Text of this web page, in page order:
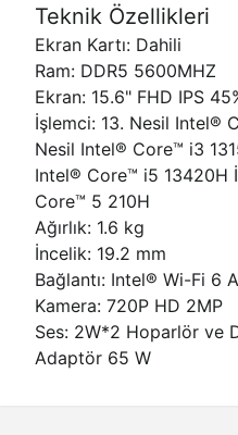
Teknik Özellikleri
Ekran Kartı: Dahili
Ram: DDR5 5600MHZ
Ekran: 15.6" FHD IPS
İşlemci: 13. Nesil Intel®
Nesil Intel® Core™ i3
Intel® Core™ i5 13420H
Core™ 5 210H
Ağırlık: 1.6 kg
İncelik: 19.2 mm
Bağlantı: Intel® Wi-Fi 6
Kamera: 720P HD 2MP
Ses: 2W*2 Hoparlör ve
Adaptör 65 W